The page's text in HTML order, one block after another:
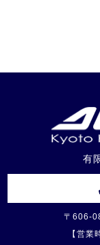
有
〒606-
【営